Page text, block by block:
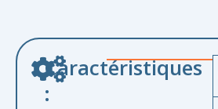
Caractéristiques
: